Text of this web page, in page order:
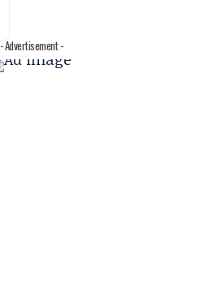
- Advertisement -